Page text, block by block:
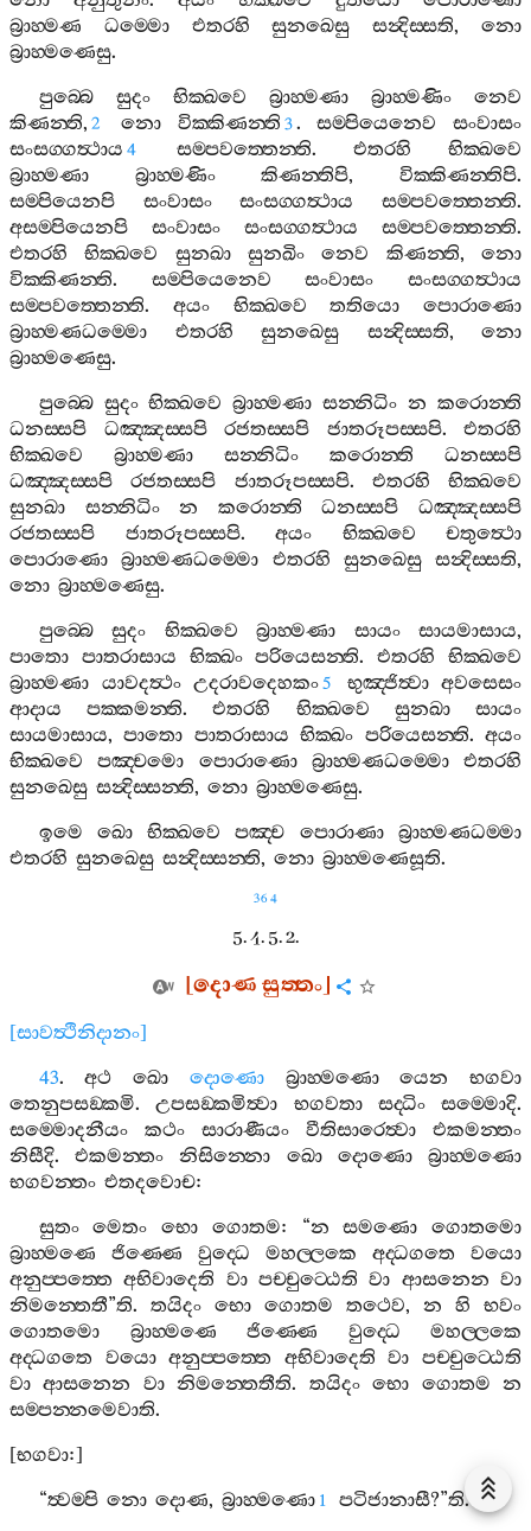
බ්‍රාහ‍්මණ
ධම‍්මො එතරහි සුනඛෙසු සන්‍දිස‍්සති,නො
බ්‍රාහ‍්මණෙසු.
පුබ‍්බෙ
සුදං භික‍්ඛවෙ බ්‍රාහ‍්මණා බ්‍රාහ‍්මණිං
නෙව
කිණන‍්ති, 2 නො වික‍්කිණන‍්ති 3 .සම‍්පියෙනෙව
සංවාසං
සංසග‍්ගත්‍ථාය 4 සම‍්පවත‍්තෙන‍්ති. එතරහි
භික‍්ඛවෙ
බ්‍රාහ‍්මණා
බ්‍රාහ‍්මණිං කිණන‍්තිපි,වික‍්කිණන‍්තිපි.
සම‍්පියෙනපි
සංවාසං සංසග‍්ගත්‍ථාය සම‍්පවත‍්තෙන‍්ති.
අසම‍්පියෙනපි
සංවාසං සංසග‍්ගත්‍ථාය සම‍්පවත‍්තෙන‍්ති.
එතරහි
භික‍්ඛවෙ සුනඛා සුනඛිං නෙව කිණන‍්ති,නො
වික‍්කිණන‍්ති. සම‍්පියෙනෙව සංවාසං
සංසග‍්ගත්‍ථාය
සම‍්පවත‍්තෙන‍්ති. අයං භික‍්ඛවෙ තතියො
පොරාණො
බ්‍රාහ‍්මණධම‍්මො
එතරහි සුනඛෙසු සන්‍දිස‍්සති, නො
බ්‍රාහ‍්මණෙසු.
පුබ‍්බෙ සුදං භික‍්ඛවෙ බ්‍රාහ‍්මණා සන‍්නිධිං න කරොන‍්ති
ධනස‍්සපි
ධඤ‍්ඤස‍්සපි රජතස‍්සපි ජාතරූපස‍්සපි. එතරහි
භික‍්ඛවෙ
බ්‍රාහ‍්මණා සන‍්නිධිං කරොන‍්ති
ධනස‍්සපි
ධඤ‍්ඤස‍්සපි
රජතස‍්සපි ජාතරූපස‍්සපි. එතරහි
භික‍්ඛවෙ
සුනඛා
සන‍්නිධිං න කරොන‍්ති ධනස‍්සපි
ධඤ‍්ඤස‍්සපි
රජතස‍්සපි
ජාතරූපස‍්සපි. අයං භික‍්ඛවෙ
චතුත්‍ථො
පොරාණො බ්‍රාහ‍්මණධම‍්මො එතරහි සුනඛෙසු සන්‍දිස‍්සති,
නො බ්‍රාහ‍්මණෙසු.
පුබ‍්බෙ
සුදං භික‍්ඛවෙ බ්‍රාහ‍්මණා සායං සායමාසාය,
පාතො පාතරාසාය භික‍්ඛං පරියෙසන‍්ති.එතරහි
භික‍්ඛවෙ
බ්‍රාහ‍්මණා යාවදත්‍ථං උදරාවදෙහකං5 භුඤ‍්ජිත්‍වා අවසෙසං
ආදාය
පක‍්කමන‍්ති.එතරහි භික‍්ඛවෙ සුනඛා
සායං
සායමාසාය,පාතො පාතරාසාය භික‍්ඛං පරියෙසන‍්ති.අයං
භික‍්ඛවෙ
පඤ‍්චමො පොරාණො බ්‍රාහ‍්මණධම‍්මො
එතරහි
සුනඛෙසු සන්‍දිස‍්සන‍්ති, නො බ්‍රාහ‍්මණෙසු.
ඉමෙ
ඛො භික‍්ඛවෙ පඤ‍්ච පොරාණා
බ්‍රාහ‍්මණධම‍්මා
එතරහි සුනඛෙසු සන්‍දිස‍්සන‍්ති, නො බ්‍රාහ‍්මණෙසූති.
364
5. 4. 5. 2.
[දොණසුත‍්තං]
[සාවත්‍ථිනිදානං]
43.අථ ඛො දොණො බ්‍රාහ‍්මණො යෙන
භගවා
තෙනුපසඞ‍්කමි.උපසඞ‍්කමිත්‍වා භගවතා සද‍්ධිං සම‍්මොදි.
සම‍්මොදනීයං
කථං සාරාණීයං වීතිසාරෙත්‍වා
එකමන‍්තං
නිසීදි.එකමන‍්තං නිසින‍්නො ඛො දොණො
බ්‍රාහ‍්මණො
භගවන‍්තං එතදවොච:
සුතං
මෙතං භො ගොතම: “න සමණො
ගොතමො
බ්‍රාහ‍්මණෙ
ජිණ‍්ණෙ වුද‍්ධෙ මහල‍්ලකෙ අද‍්ධගතෙ
වයො
අනුප‍්පත‍්තෙ අභිවාදෙති වා පච‍්චුට‍්ඨෙති වා ආසනෙන වා
නිමන‍්තෙතී”ති. තයිදං භො ගොතම තථෙව, න හි
භවං
ගොතමො
බ්‍රාහ‍්මණෙ ජිණ‍්ණෙ වුද‍්ධෙ
මහල‍්ලකෙ
අද‍්ධගතෙ
වයො අනුප‍්පත‍්තෙ අභිවාදෙති වා පච‍්චුට‍්ඨෙති
වා ආසනෙන වා නිමන‍්තෙතීති. තයිදං භො ගොතම න
සම‍්පන‍්නමෙවාති.
[භගවා:]
“ත්‍වම‍්පි නො දොණ, බ්‍රාහ‍්මණො 1 පටිජානාසී?”ති.